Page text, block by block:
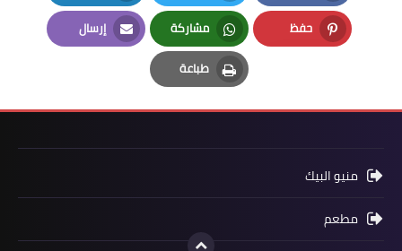
Facebook
Twitter
LinkedIn
حفظ
Pinterest
مشاركة
Whatsapp
إرسال
Email
طباعة
Print
منيو البيك
مطعم